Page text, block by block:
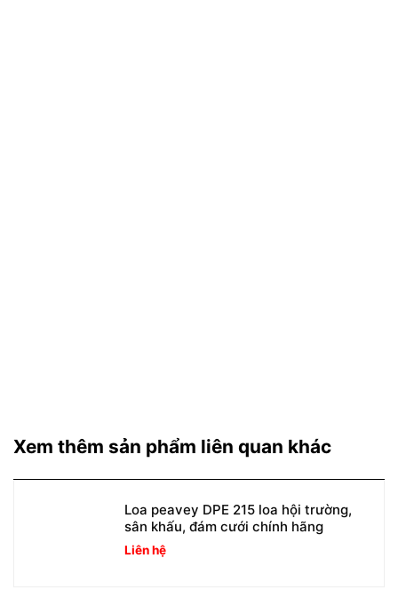
Xem thêm sản phẩm liên quan khác
Loa peavey DPE 215 loa hội trường,
sân khấu, đám cưới chính hãng
Liên hệ